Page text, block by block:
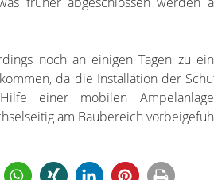
noch an einigen Tagen zu
da die Installation der
einer mobilen
am Baubereich